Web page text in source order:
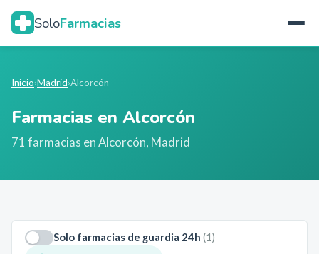
SoloFarmacias
Inicio›Madrid›Alcorcón
Farmacias en Alcorcón
71 farmacias enAlcorcón, Madrid
Solo farmacias de guardia 24h (1)